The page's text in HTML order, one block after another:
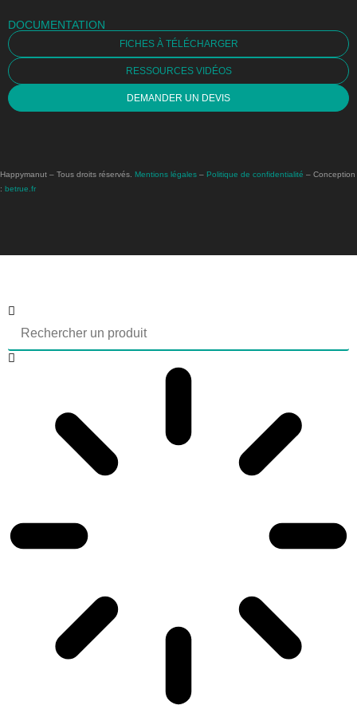
DOCUMENTATION
FICHES À TÉLÉCHARGER
RESSOURCES VIDÉOS
DEMANDER UN DEVIS
Happymanut – Tous droits réservés. Mentions légales – Politique de confidentialité – Conception
: betrue.fr